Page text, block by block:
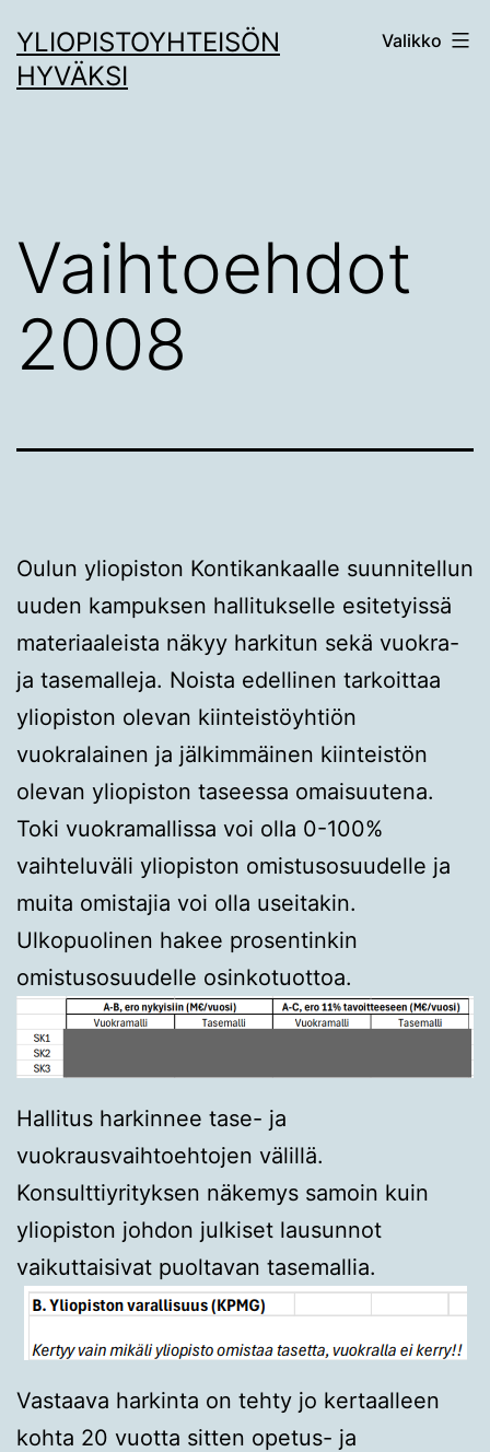
sisältöön
YLIOPISTOYHTEISÖN
HYVÄKSI
Valikko
Vaihtoehdot
2008
Oulun yliopiston Kontikankaalle suunnitellun
uuden kampuksen hallitukselle esitetyissä
materiaaleista näkyy harkitun sekä vuokra-
ja tasemalleja. Noista edellinen tarkoittaa
yliopiston olevan kiinteistöyhtiön
vuokralainen ja jälkimmäinen kiinteistön
olevan yliopiston taseessa omaisuutena.
Toki vuokramallissa voi olla 0-100%
vaihteluväli yliopiston omistusosuudelle ja
muita omistajia voi olla useitakin.
Ulkopuolinen hakee prosentinkin
omistusosuudelle osinkotuottoa.
Hallitus harkinnee tase- ja
vuokrausvaihtoehtojen välillä.
Konsulttiyrityksen näkemys samoin kuin
yliopiston johdon julkiset lausunnot
vaikuttaisivat puoltavan tasemallia.
Vastaava harkinta on tehty jo kertaalleen
kohta 20 vuotta sitten opetus- ja